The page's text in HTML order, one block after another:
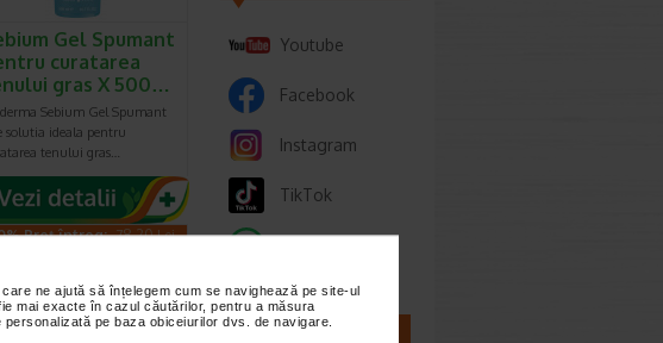
ne ajută să înțelegem cum se navighează pe site-ul
mai exacte în cazul căutărilor, pentru a măsura
pe baza obiceiurilor dvs. de navigare.
Gel Spumant
curatarea
gras X 500…
Sebium Gel Spumant
solutia ideala pentru
tenului gras…
Preț întreg: 78.20 Lei
Youtube
Facebook
Instagram
TikTok
CALCULATOARE